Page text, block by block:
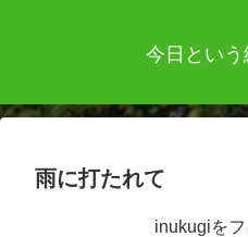
今日という
雨に打たれて
inukugiを